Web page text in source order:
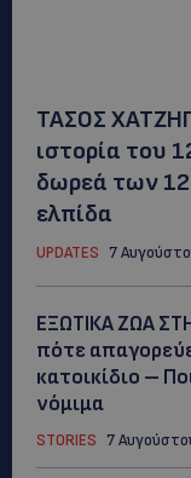
ΤΑΣΟΣ
ιστορία του
δωρεά των
ελπίδα
UPDATES 7
ΕΞΩΤΙΚΑ ΖΩΑ
πότε
κατοικίδιο –
νόμιμα
STORIES 7